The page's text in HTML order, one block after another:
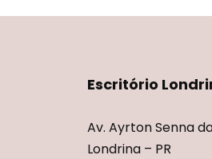
Escritório
Av. Ayrton Senna
Londrina – PR